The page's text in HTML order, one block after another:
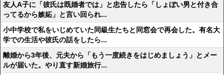
友人A子に「彼氏は既婚者では」と忠告したら「しょぼい男と付き合
ってるから嫉妬」と言い回られ...
小中学校で私をいじめていた同級生たちと同窓会で再会した。有名大
学での生活や彼氏の話をしたら...
離婚から3年後、元夫から「もう一度続きをはじめましょう」とメー
ルが届いた。やり直す新婚旅行...